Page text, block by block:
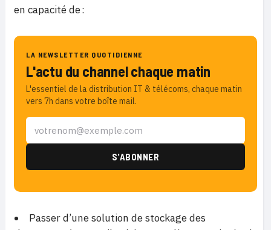
en capacité de :
LA NEWSLETTER QUOTIDIENNE
L'actu du channel chaque matin
L'essentiel de la distribution IT & télécoms, chaque matin
vers 7h dans votre boîte mail.
Passer d’une solution de stockage des